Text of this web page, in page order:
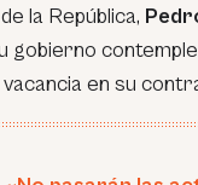
la República,
gobierno
en su